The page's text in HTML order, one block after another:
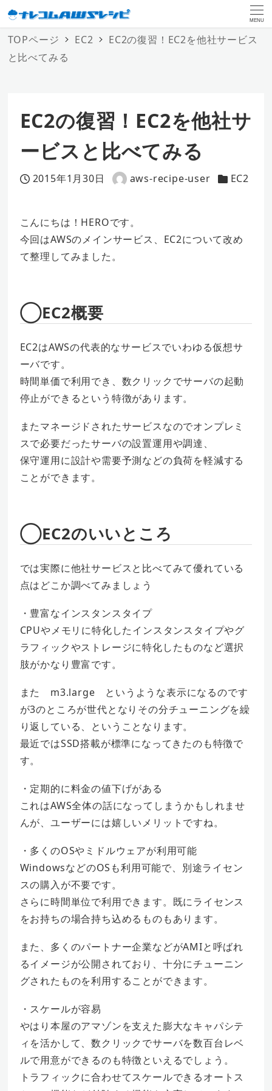
MENU
TOPページ EC2
EC2の復習！EC2を他社サービス
と比べてみる
EC2の復習！EC2を他社サ
ービスと比べてみる
投稿日
2015年1月30日
著
aws-recipe-user
カテゴリー
EC2
こんにちは！HEROです。
今回はAWSのメインサービス、EC2について改め
て整理してみました。
◯EC2概要
EC2はAWSの代表的なサービスでいわゆる仮想サ
ーバです。
時間単価で利用でき、数クリックでサーバの起動
停止ができるという特徴があります。
またマネージドされたサービスなのでオンプレミ
スで必要だったサーバの設置運用や調達、
保守運用に設計や需要予測などの負荷を軽減する
ことができます。
◯EC2のいいところ
では実際に他社サービスと比べてみて優れている
点はどこか調べてみましょう
・豊富なインスタンスタイプ
CPUやメモリに特化したインスタンスタイプやグ
ラフィックやストレージに特化したものなど選択
肢がかなり豊富です。
また m3.large というような表示になるのです
が3のところが世代となりその分チューニングを繰
り返している、ということなります。
最近ではSSD搭載が標準になってきたのも特徴で
す。
・定期的に料金の値下げがある
これはAWS全体の話になってしまうかもしれませ
んが、ユーザーには嬉しいメリットですね。
・多くのOSやミドルウェアが利用可能
WindowsなどのOSも利用可能で、別途ライセン
スの購入が不要です。
さらに時間単位で利用できます。既にライセンス
をお持ちの場合持ち込めるものもあります。
また、多くのパートナー企業などがAMIと呼ばれ
るイメージが公開されており、十分にチューニン
グされたものを利用することができます。
・スケールが容易
やはり本屋のアマゾンを支えた膨大なキャパシテ
ィを活かして、数クリックでサーバを数百台レベ
ルで用意ができるのも特徴といえるでしょう。
トラフィックに合わせてスケールできるオートス